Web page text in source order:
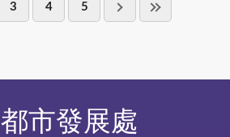
3 4 5
都市發展處